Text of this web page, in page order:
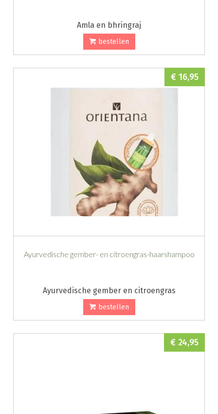
Amla en bhringraj
bestellen
Ayurvedische gember- en citroengras-haarshampoo
Ayurvedische gember en citroengras
€ 16,95
bestellen
€ 24,95